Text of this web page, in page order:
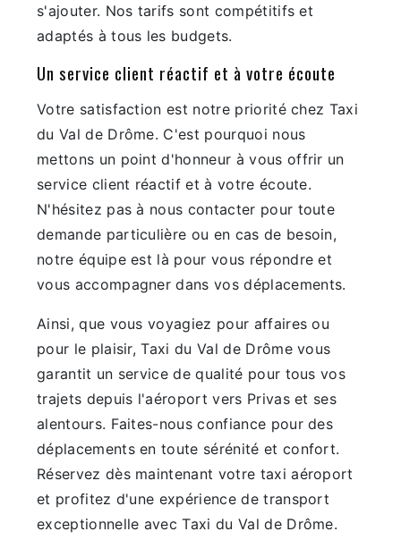
s'ajouter. Nos tarifs sont compétitifs et
adaptés à tous les budgets.
Un service client réactif et à votre écoute
Votre satisfaction est notre priorité chez Taxi
du Val de Drôme. C'est pourquoi nous
mettons un point d'honneur à vous offrir un
service client réactif et à votre écoute.
N'hésitez pas à nous contacter pour toute
demande particulière ou en cas de besoin,
notre équipe est là pour vous répondre et
vous accompagner dans vos déplacements.
Ainsi, que vous voyagiez pour affaires ou
pour le plaisir, Taxi du Val de Drôme vous
garantit un service de qualité pour tous vos
trajets depuis l'aéroport vers Privas et ses
alentours. Faites-nous confiance pour des
déplacements en toute sérénité et confort.
Réservez dès maintenant votre taxi aéroport
et profitez d'une expérience de transport
exceptionnelle avec Taxi du Val de Drôme.